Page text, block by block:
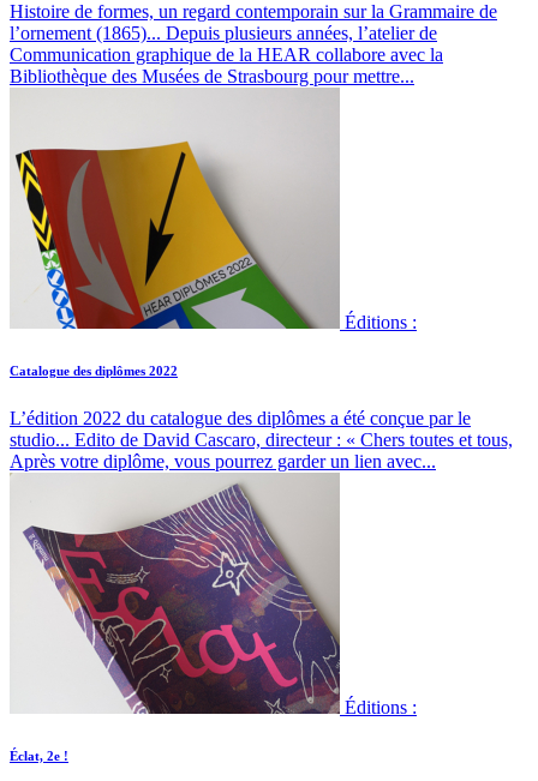
Histoire de formes, un regard contemporain sur la Grammaire de
l’ornement (1865)... Depuis plusieurs années, l’atelier de
Communication graphique de la HEAR collabore avec la
Bibliothèque des Musées de Strasbourg pour mettre...
Éditions :
Catalogue des diplômes 2022
L’édition 2022 du catalogue des diplômes a été conçue par le
studio... Edito de David Cascaro, directeur : « Chers toutes et tous,
Après votre diplôme, vous pourrez garder un lien avec...
Éditions :
Éclat, 2e !